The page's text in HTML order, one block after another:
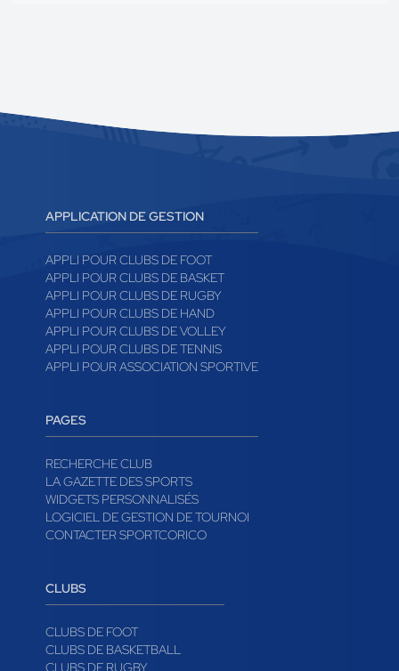
APPLICATION DE GESTION
APPLI POUR CLUBS DE FOOT
APPLI POUR CLUBS DE BASKET
APPLI POUR CLUBS DE RUGBY
APPLI POUR CLUBS DE HAND
APPLI POUR CLUBS DE VOLLEY
APPLI POUR CLUBS DE TENNIS
APPLI POUR ASSOCIATION SPORTIVE
PAGES
RECHERCHE CLUB
LA GAZETTE DES SPORTS
WIDGETS PERSONNALISÉS
LOGICIEL DE GESTION DE TOURNOI
CONTACTER SPORTCORICO
CLUBS
CLUBS DE FOOT
CLUBS DE BASKETBALL
CLUBS DE RUGBY